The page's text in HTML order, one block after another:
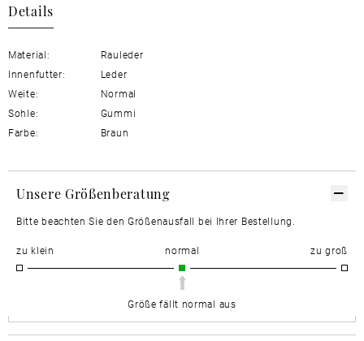
Details
Material:
Rauleder
Innenfutter:
Leder
Weite:
Normal
Sohle:
Gummi
Farbe:
Braun
Unsere Größenberatung
Bitte beachten Sie den Größenausfall bei Ihrer Bestellung.
zu klein normal zu groß
Größe fällt normal aus